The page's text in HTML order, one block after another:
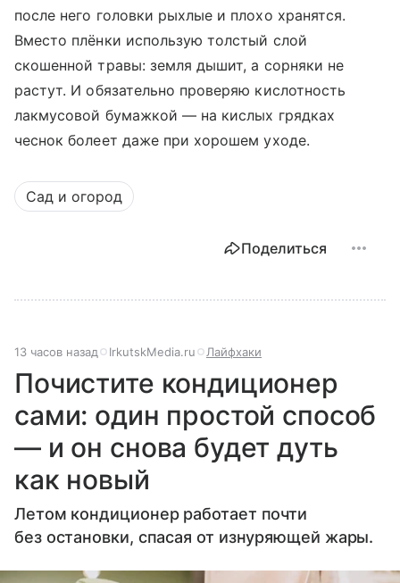
после него головки рыхлые и плохо хранятся.
Вместо плёнки использую толстый слой
скошенной травы: земля дышит, а сорняки не
растут. И обязательно проверяю кислотность
лакмусовой бумажкой — на кислых грядках
чеснок болеет даже при хорошем уходе.
Сад и огород
Поделиться
13 часов назад IrkutskMedia.ru Лайфхаки
Почистите кондиционер
сами: один простой способ
— и он снова будет дуть
как новый
Летом кондиционер работает почти
без остановки, спасая от изнуряющей жары.